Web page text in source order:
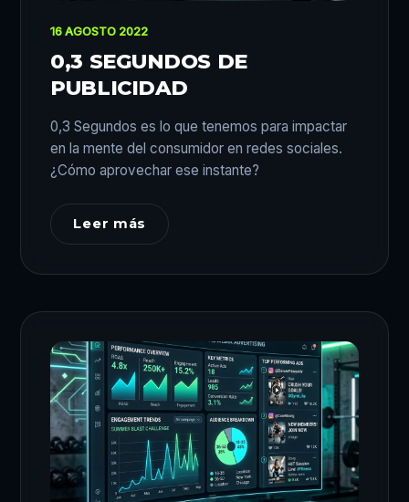
16 AGOSTO 2022
0,3 SEGUNDOS DE
PUBLICIDAD
0,3 Segundos es lo que tenemos para impactar
en la mente del consumidor en redes sociales.
¿Cómo aprovechar ese instante?
Leer más